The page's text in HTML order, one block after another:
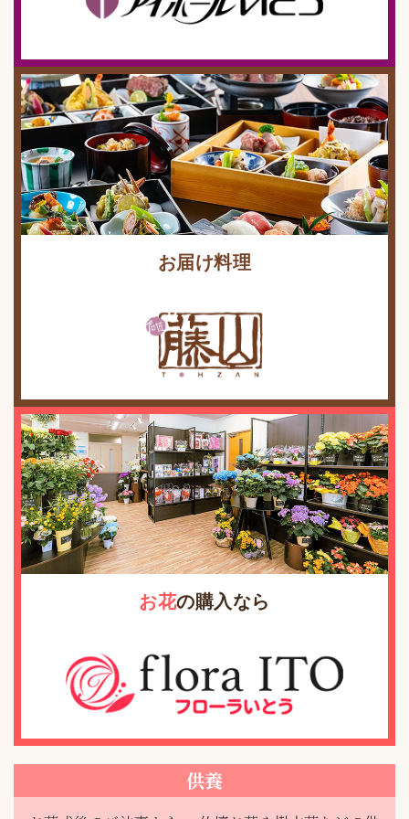
お届け料理
お花の購入なら
供養